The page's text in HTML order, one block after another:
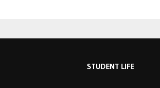
STUDENT LIFE